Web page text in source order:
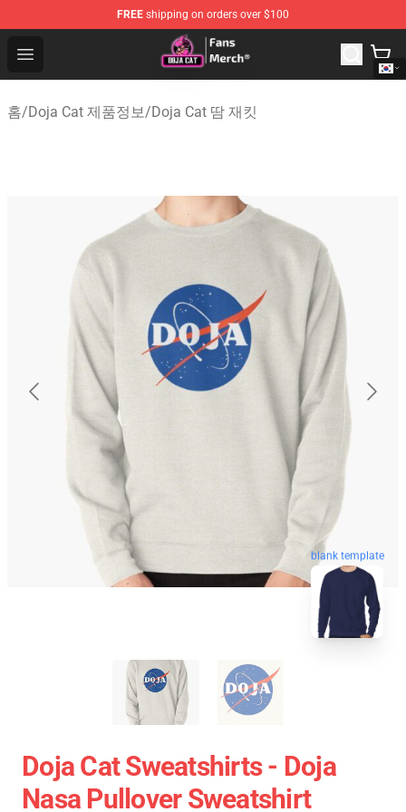
FREE shipping on orders over $100
Open menu
Doja Cat Store - Official Doja Cat Merchandise Shop
홈/Doja Cat 제품정보/Doja Cat 땀 재킷
blank template
Doja Cat Sweatshirts - Doja
Nasa Pullover Sweatshirt